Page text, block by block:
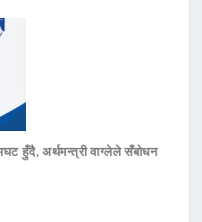
हुँदै, अर्थमन्त्री वाग्लेले सँबोधन